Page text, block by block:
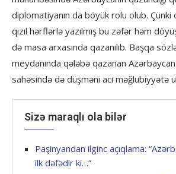
diplomatiyanın da böyük rolu olub.
qızıl hərflərlə yazılmış bu zəfər həm
də masa arxasında qazanılıb. Başqa
meydanında qələbə qazanan
sahəsində də düşməni acı məğlubiyyətə
Sizə maraqlı ola bilər
Paşinyandan ilginc açıqlama:
ilk dəfədir ki…”